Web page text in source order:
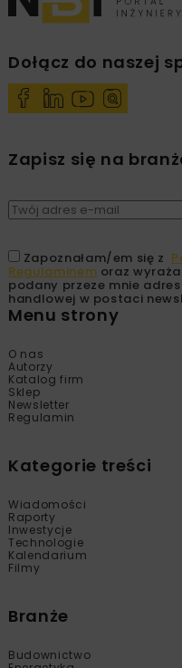
Dołącz do naszej
Zapisz się na
Zapoznałam/em się z
Regulaminem oraz
podany przeze mnie
handlowej w postaci
Menu strony
O nas
Autorzy
Katalog firm
Sklep
Newsletter
Regulamin
Kategorie treści
Wiadomości
Raporty
Inwestycje
Technologie
Kalendarium
Filmy
Branże
Budownictwo